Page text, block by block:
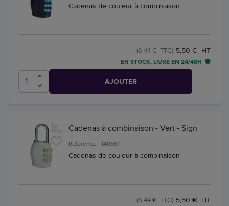
Cadenas de couleur à combinaison
5,50 € HT
(6,44 € TTC)
EN STOCK, LIVRÉ EN 24/48H
AJOUTER
Cadenas à combinaison - Vert - Sign
Référence : 148661
Cadenas de couleur à combinaison
5,50 € HT
(6,44 € TTC)